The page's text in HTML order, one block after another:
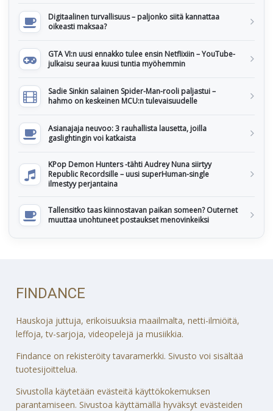
Digitaalinen turvallisuus – paljonko siitä kannattaa
oikeasti maksaa?
GTA VI:n uusi ennakko tulee ensin Netflixiin – YouTube-
julkaisu seuraa kuusi tuntia myöhemmin
Sadie Sinkin salainen Spider-Man-rooli paljastui –
hahmo on keskeinen MCU:n tulevaisuudelle
Asianajaja neuvoo: 3 rauhallista lausetta, joilla
gaslightingin voi katkaista
KPop Demon Hunters -tähti Audrey Nuna siirtyy
Republic Recordsille – uusi superHuman-single
ilmestyy perjantaina
Tallensitko taas kiinnostavan paikan someen? Outernet
muuttaa unohtuneet postaukset menovinkeiksi
FINDANCE
Hauskoja juttuja, erikoisuuksia maailmalta, netti-ilmiöitä,
leffoja, tv-sarjoja, videopelejä ja musiikkia.
Findance on rekisteröity tavaramerkki. Sivusto voi sisältää
tuotesijoittelua.
Sivustolla käytetään evästeitä käyttökokemuksen
parantamiseen. Sivustoa käyttämällä hyväksyt evästeiden